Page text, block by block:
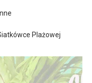
Plażowej